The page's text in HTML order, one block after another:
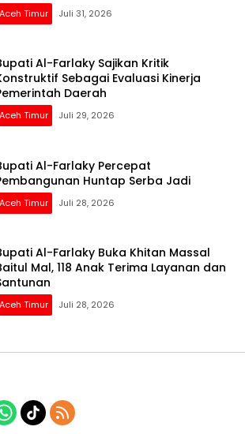
Aceh Timur Juli 31, 2026
Al-Farlaky Sajikan Kritik
Sebagai Evaluasi Kinerja
Daerah
Aceh Timur Juli 29, 2026
Al-Farlaky Percepat
Huntap Serba Jadi
Aceh Timur Juli 28, 2026
Al-Farlaky Buka Khitan Massal
Mal, 118 Anak Terima Layanan dan
Aceh Timur Juli 28, 2026